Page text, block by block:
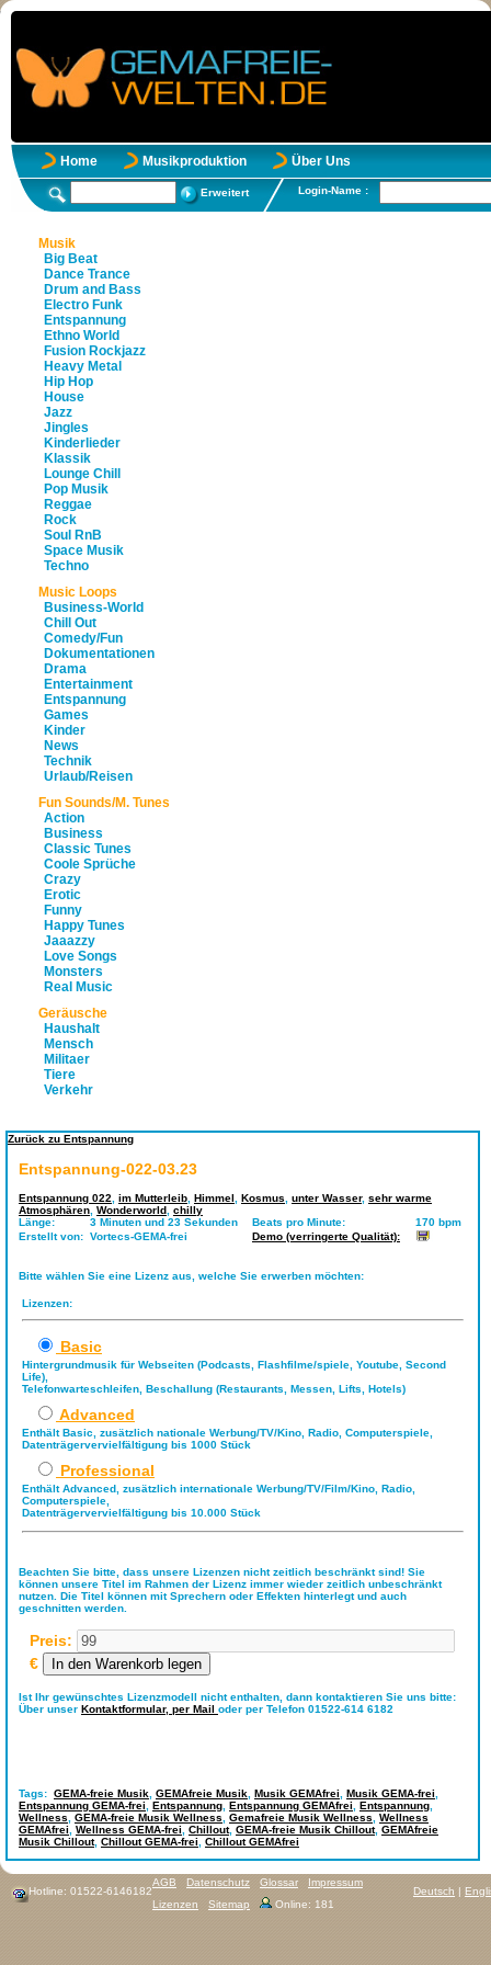
Home Musikproduktion Über Uns
Erweitert Login-Name :
Musik
Big Beat
Dance Trance
Drum and Bass
Electro Funk
Entspannung
Ethno World
Fusion Rockjazz
Heavy Metal
Hip Hop
House
Jazz
Jingles
Kinderlieder
Klassik
Lounge Chill
Pop Musik
Reggae
Rock
Soul RnB
Space Musik
Techno
Music Loops
Business-World
Chill Out
Comedy/Fun
Dokumentationen
Drama
Entertainment
Entspannung
Games
Kinder
News
Technik
Urlaub/Reisen
Fun Sounds/M. Tunes
Action
Business
Classic Tunes
Coole Sprüche
Crazy
Erotic
Funny
Happy Tunes
Jaaazzy
Love Songs
Monsters
Real Music
Geräusche
Haushalt
Mensch
Militaer
Tiere
Verkehr
Zurück zu Entspannung
Entspannung-022-03.23
Entspannung 022 im Mutterleib Himmel Kosmus unter Wasser, sehr warme
Atmosphären Wonderworld chilly
Länge:
3 Minuten und 23 Sekunden Beats pro Minute:
170 bpm
Erstellt von: Vortecs-GEMA-frei Demo (verringerte Qualität):
Bitte wählen Sie eine Lizenz aus, welche Sie erwerben möchten:
Lizenzen:
Basic
Hintergrundmusik für Webseiten (Podcasts, Flashfilme/spiele, Youtube, Second
Life),
Telefonwarteschleifen, Beschallung (Restaurants, Messen, Lifts, Hotels)
Advanced
Enthält Basic, zusätzlich nationale Werbung/TV/Kino, Radio, Computerspiele,
Datenträgervervielfältigung bis 1000 Stück
Professional
Enthält Advanced, zusätzlich internationale Werbung/TV/Film/Kino, Radio,
Computerspiele,
Datenträgervervielfältigung bis 10.000 Stück
Beachten Sie bitte, dass unsere Lizenzen nicht zeitlich beschränkt sind! Sie
können unsere Titel im Rahmen der Lizenz immer wieder zeitlich unbeschränkt
nutzen. Die Titel können mit Sprechern oder Effekten hinterlegt und auch
geschnitten werden.
Preis:
€
Ist Ihr gewünschtes Lizenzmodell nicht enthalten, dann kontaktieren Sie uns bitte:
Über unser Kontaktformular, per Mail oder per Telefon 01522-614 6182
Tags: GEMA-freie Musik GEMAfreie Musik Musik GEMAfrei Musik GEMA-frei
Entspannung GEMA-frei
Entspannung Entspannung GEMAfrei Entspannung
Wellness
GEMA-freie Musik Wellness Gemafreie Musik Wellness
Wellness
GEMAfrei
Wellness GEMA-frei Chillout, GEMA-freie Musik Chillout, GEMAfreie
Musik Chillout, Chillout GEMA-frei Chillout GEMAfrei
Hotline: 01522-6146182 Deutsch |
AGB Datenschutz Glossar
Impressum
Lizenzen
Sitemap Online: 181